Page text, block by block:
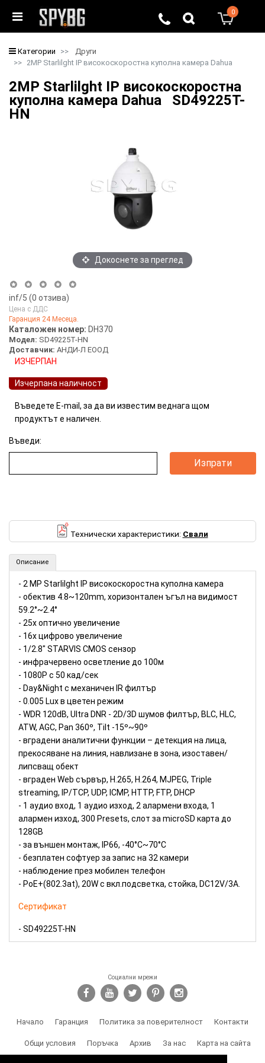
0
Категории
Други
2MP Starlilght IP високоскоростна куполна камера Dahua
2MP Starlilght IP високоскоростна
куполна камера Dahua SD49225Т-
HN
Докоснете за преглед
inf/5 (0 отзива)
Цена с ДДС
Гаранция 24 Месеца.
Каталожен номер: DH370
Модел: SD49225Т-HN
Доставчик: АНДИ-Л ЕООД
ИЗЧЕРПАН
Изчерпана наличност
Въведете E-mail, за да ви известим веднага щом
продуктът е наличен.
Въведи:
Технически характеристики: Свали
Описание
- 2 MP Starlilght IP високоскоростна куполна камера
- обектив 4.8~120mm, хоризонтален ъгъл на видимост
59.2°~2.4°
- 25х оптично увеличение
- 16x цифрово увеличение
- 1/2.8" STARVIS CMOS сензор
- инфрачервено осветление до 100м
- 1080P с 50 кад/сек
- Day&Night с механичен IR филтър
- 0.005 Lux в цветен режим
- WDR 120dB, Ultra DNR - 2D/3D шумов филтър, BLC, HLC,
ATW, AGC, Pan 360º, Tilt -15º~90º
- вградени аналитични функции – детекция на лица,
прекосяване на линия, навлизане в зона, изоставен/
липсващ обект
- вграден Web сървър, H.265, H.264, MJPEG, Triple
streaming, IP/TCP, UDP, ICMP, HTTP, FTP, DHCP
- 1 аудио вход, 1 аудио изход, 2 aлармени входа, 1
алармен изход, 300 Presets, слот за microSD карта до
128GB
- за външен монтаж, IP66, -40°C~70°C
- безплатен софтуер за запис на 32 камери
- наблюдение през мобилен телефон
- PoE+(802.3at), 20W с вкл.подсветка, стойка, DC12V/3A.
Сертификат
- SD49225Т-HN
Социални мрежи
Начало Гаранция Политика за поверителност Контакти
Общи условия Поръчка Архив За нас Карта на сайта